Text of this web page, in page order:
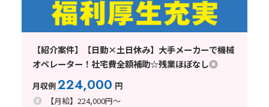
【紹介案件】【日勤×土日休み】大手メーカーで機械
オペレーター！社宅費全額補助☆残業ほぼなし◎
月収例224,000 円
【月給】224,000円～